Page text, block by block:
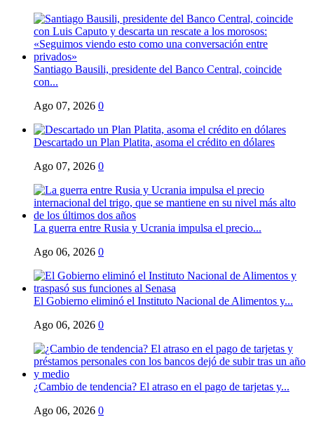
Santiago Bausili, presidente del Banco Central, coincide
con...
Ago 07, 2026 0
Descartado un Plan Platita, asoma el crédito en dólares
Ago 07, 2026 0
La guerra entre Rusia y Ucrania impulsa el precio...
Ago 06, 2026 0
El Gobierno eliminó el Instituto Nacional de Alimentos y...
Ago 06, 2026 0
¿Cambio de tendencia? El atraso en el pago de tarjetas y...
Ago 06, 2026 0